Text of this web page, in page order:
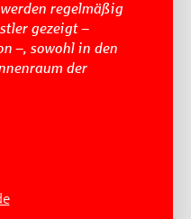
regelmäßig
gezeigt –
–, sowohl in den
der